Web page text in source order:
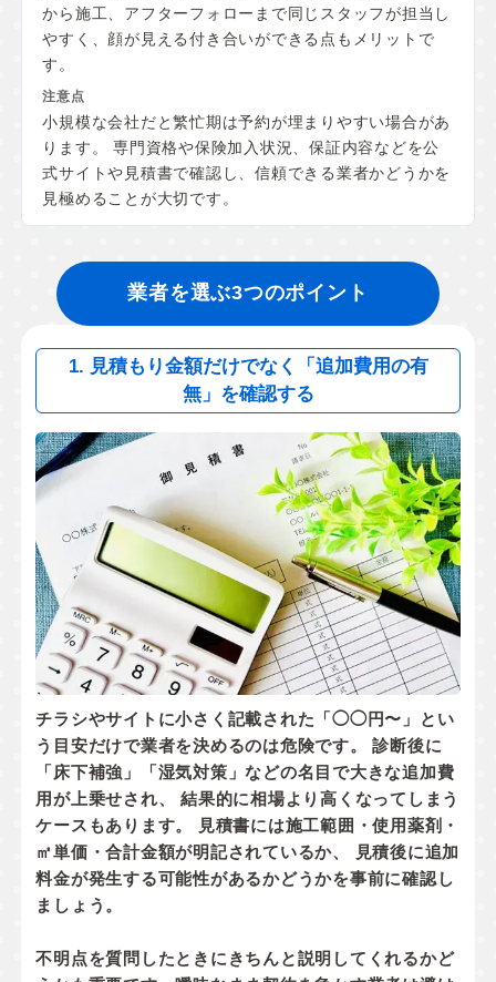
から施工、アフターフォローまで同じスタッフが担当し
やすく、顔が見える付き合いができる点もメリットで
す。
小規模な会社だと繁忙期は予約が埋まりやすい場合があ
ります。 専門資格や保険加入状況、保証内容などを公
式サイトや見積書で確認し、信頼できる業者かどうかを
見極めることが大切です。
業者を選ぶ3つのポイント
1. 見積もり金額だけでなく「追加費用の有
無」を確認する
チラシやサイトに小さく記載された「◯◯円〜」とい
う目安だけで業者を決めるのは危険です。 診断後に
「床下補強」「湿気対策」などの名目で大きな追加費
用が上乗せされ、 結果的に相場より高くなってしまう
ケースもあります。 見積書には施工範囲・使用薬剤・
㎡単価・合計金額が明記されているか、
見積後に追加
料金が発生する可能性があるかどうかを事前に確認し
ましょう。
不明点を質問したときにきちんと説明してくれるかど